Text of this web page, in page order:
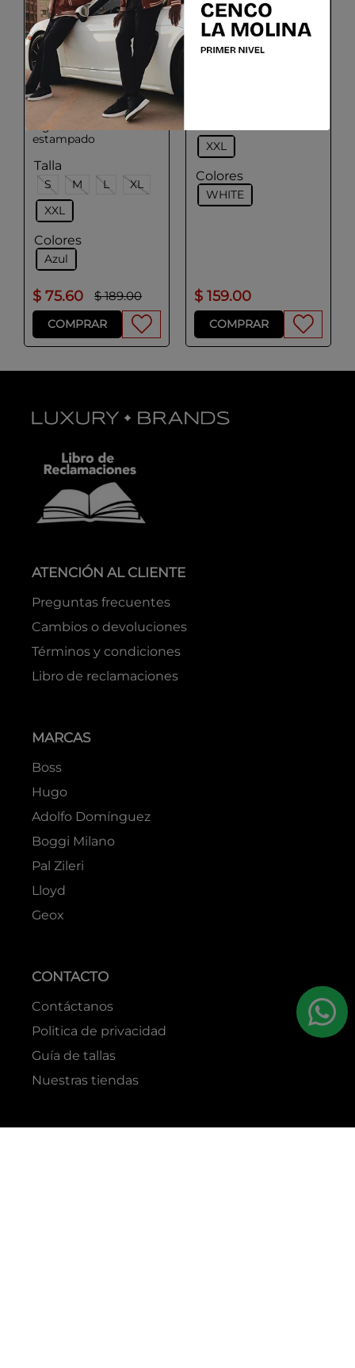
HUGO
Polo de piqué de
estampado
Talla
S M L
XL
XXL
Colores
Azul
$ 75.60 $ 189.00
COMPRAR
BOSS
Boss x matteo
XXL
Colores
WHITE
$ 159.00
COMPRAR
ATENCIÓN AL CLIENTE
Preguntas frecuentes
Cambios o devoluciones
Términos y condiciones
Libro de reclamaciones
MARCAS
Boss
Hugo
Adolfo Domínguez
Boggi Milano
Pal Zileri
Lloyd
Geox
CONTACTO
Contáctanos
Politica de privacidad
Guía de tallas
Nuestras tiendas